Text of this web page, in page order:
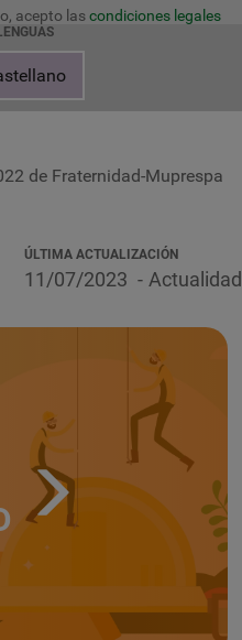
acepto lascondiciones legales
de Fraternidad-Muprespa
ÚLTIMA ACTUALIZACIÓN
11/07/2023 Actualidad